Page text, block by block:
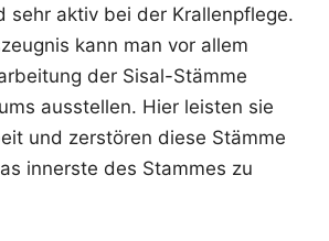
sehr aktiv bei der Krallenpflege.
kann man vor allem
der Sisal-Stämme
ausstellen. Hier leisten sie
und zerstören diese Stämme
innerste des Stammes zu